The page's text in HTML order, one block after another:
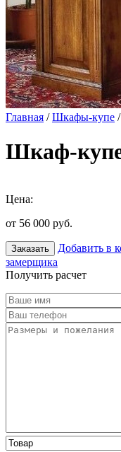
Главная /Шкафы-купе /
Шкаф-
Цена:
от 56 000 руб.
Заказать Добавить в
замерщика
Получить расчет